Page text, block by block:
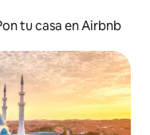
tu casa en Airbnb